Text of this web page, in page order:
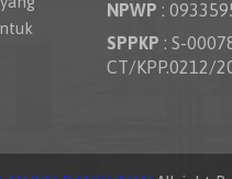
NPWP :
SPPKP : S-
CT/KPP.0212/